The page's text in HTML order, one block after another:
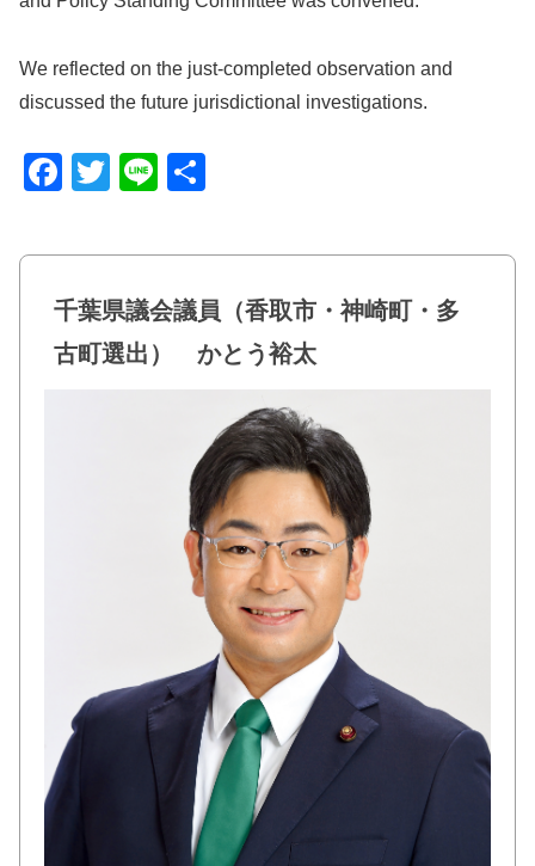
We reflected on the just-completed observation and
discussed the future jurisdictional investigations.
F
c
e
b
o
T
tt
er
Li
e
千葉県議会議員（香取市・神崎町・多
古町選出） かとう裕太